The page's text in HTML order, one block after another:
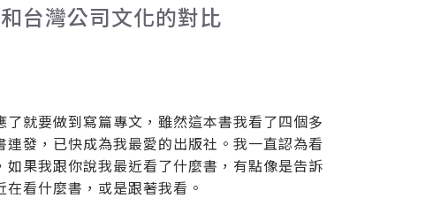
台灣公司文化的對比
就要做到寫篇專文，雖然這本書我看了四個多
發，已快成為我最愛的出版社。我一直認為看
果我跟你說我最近看了什麼書，有點像是告訴
看什麼書，或是跟著我看。